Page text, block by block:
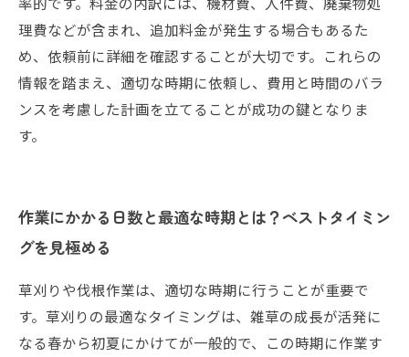
理費などが含まれ、追加料金が発生する場合もあるた
め、依頼前に詳細を確認することが大切です。これらの
情報を踏まえ、適切な時期に依頼し、費用と時間のバラ
ンスを考慮した計画を立てることが成功の鍵となりま
す。
作業にかかる日数と最適な時期とは？ベストタイミン
グを見極める
草刈りや伐根作業は、適切な時期に行うことが重要で
す。草刈りの最適なタイミングは、雑草の成長が活発に
なる春から初夏にかけてが一般的で、この時期に作業す